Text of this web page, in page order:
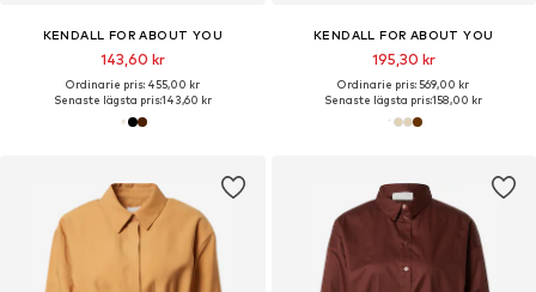
KENDALL FOR ABOUT YOU
143,60 kr
Ordinarie pris: 455,00 kr
Senaste lägsta pris:143,60 kr
KENDALL FOR ABOUT YOU
195,30 kr
Ordinarie pris: 569,00 kr
Senaste lägsta pris:158,00 kr